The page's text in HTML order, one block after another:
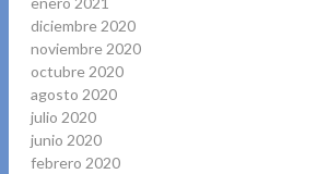
diciembre 2020
noviembre 2020
octubre 2020
agosto 2020
julio 2020
junio 2020
febrero 2020